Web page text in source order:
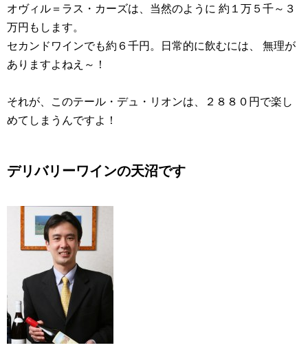
オヴィル＝ラス・カーズは、当然のように 約１万５千～３
万円もします。
セカンドワインでも約６千円。日常的に飲むには、 無理が
ありますよねえ～！
それが、このテール・デュ・リオンは、２８８０円で楽し
めてしまうんですよ！
デリバリーワインの天沼です